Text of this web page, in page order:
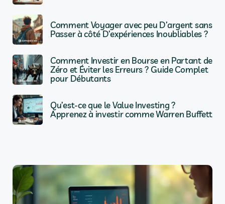
Comment Voyager avec peu D’argent sans
Passer à côté D’expériences Inoubliables ?
Comment Investir en Bourse en Partant de
Zéro et Éviter les Erreurs ? Guide Complet
pour Débutants
Qu’est-ce que le Value Investing ?
Apprenez à investir comme Warren Buffett